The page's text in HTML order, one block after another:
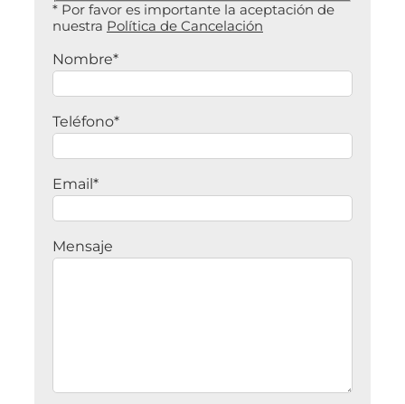
* Por favor es importante la aceptación de
nuestra Política de Cancelación
Nombre*
Teléfono*
Email*
Mensaje